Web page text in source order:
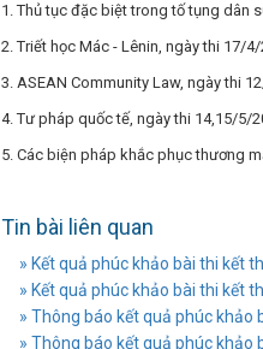
1. Thủ tục đặc biệt trong tố tụng dân
2. Triết học Mác - Lênin, ngày thi 17/
3. ASEAN Community Law, ngày thi
4. Tư pháp quốc tế, ngày thi 14,15/5/
5. Các biện pháp khắc phục thương
Tin bài liên quan
» Kết quả phúc khảo bài thi kết
» Kết quả phúc khảo bài thi kết
» Thông báo kết quả phúc khảo
» Thông báo kết quả phúc khảo